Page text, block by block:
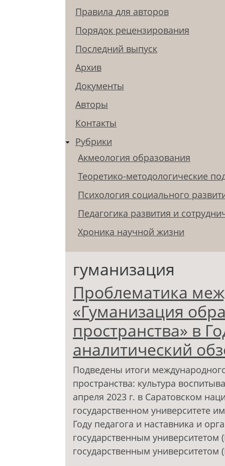
Правила для авторов
Порядок рецензирования
Последний выпуск
Архив
Документы
Авторы
Контакты
Рубрики
Акмеология образования
Теоретико-методологические
Психология социального
Педагогика развития и
Хроника научной жизни
гуманизация
Проблематика
«Гуманизация
пространства» в
аналитический
Подведены итоги
пространства: культура
апреля 2023 г. в Саратовском
государственном университете
Году педагога и наставника и
государственным университетом
государственным университетом